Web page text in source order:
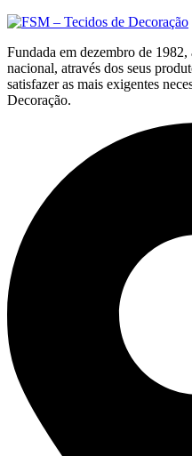
Fundada em dezembro de
nacional, através dos seus
satisfazer as mais exigentes
Decoração.